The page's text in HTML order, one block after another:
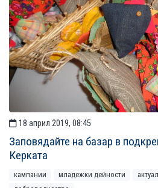
18 април 2019, 08:45
Заповядайте на базар в
Керката
кампании младежки дейности